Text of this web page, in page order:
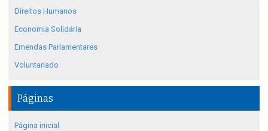
Direitos Humanos
Economia Solidária
Emendas Parlamentares
Voluntariado
Páginas
Página inicial